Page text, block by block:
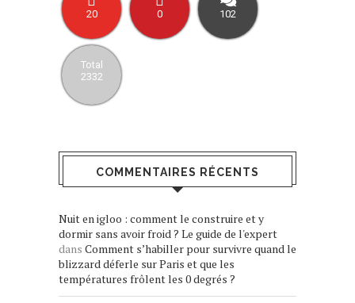
20 0 102
Total
2332
COMMENTAIRES RÉCENTS
Nuit en igloo : comment le construire et y
dormir sans avoir froid ? Le guide de l'expert
dans Comment s’habiller pour survivre quand le
blizzard déferle sur Paris et que les
températures frôlent les 0 degrés ?